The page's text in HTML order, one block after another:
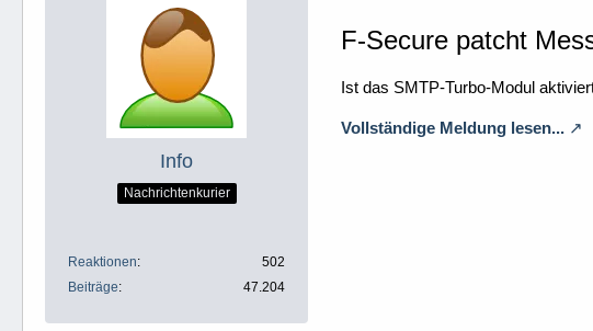
Info
Nachrichtenkurier
Reaktionen
502
Beiträge
47.204
F-Secure patcht
Ist das SMTP-Turbo-Modul
Vollständige Meldung lesen...